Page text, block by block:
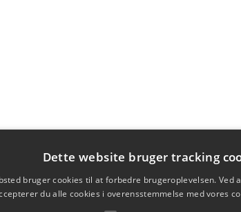
Dette website bruger tracking
bruger cookies til at forbedre brugeroplevelsen. Ved
du alle cookies i overensstemmelse med vores